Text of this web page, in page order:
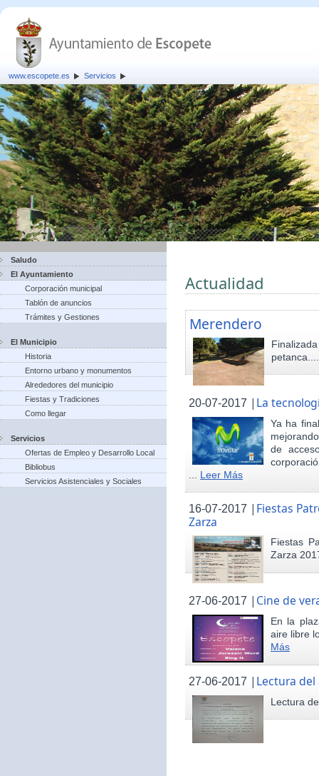
www.escopete.es Servicios
Saludo
El Ayuntamiento
Corporación municipal
Tablón de anuncios
Trámites y Gestiones
El Municipio
Historia
Entorno urbano y monumentos
Alrededores del municipio
Fiestas y Tradiciones
Como llegar
Servicios
Ofertas de Empleo y Desarrollo Local
Bibliobus
Servicios Asistenciales y Sociales
Actualidad
Merendero
20-07-2017 | La
Ya ha
de
Leer Más
16-07-2017 | Fiestas
Zarza
Fiestas
Zarza
27-06-2017 | Cine de
En la
aire libre
Más
27-06-2017 | Lectura del
Lectura